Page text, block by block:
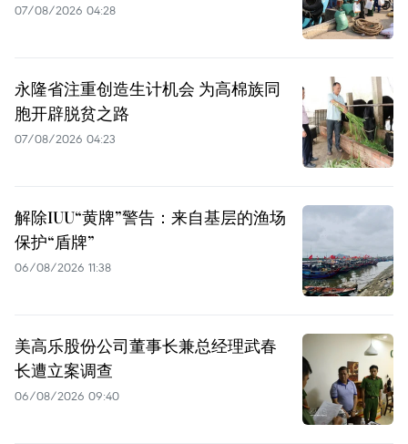
07/08/2026 04:28
永隆省注重创造生计机会 为高棉族同
胞开辟脱贫之路
07/08/2026 04:23
解除IUU“黄牌”警告：来自基层的渔场
保护“盾牌”
06/08/2026 11:38
美高乐股份公司董事长兼总经理武春
长遭立案调查
06/08/2026 09:40